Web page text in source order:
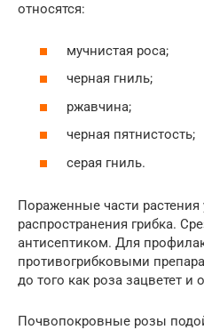
относятся:
мучнистая роса;
черная гниль;
ржавчина;
черная пятнистость;
серая гниль.
Пораженные части
распространения грибка.
антисептиком. Для
противогрибковыми
до того как роза зацветет и
Почвопокровные розы